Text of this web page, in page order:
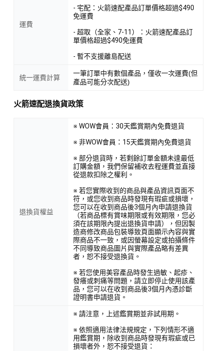
運費
- 宅配：火箭速配產品訂單價格超過$490
免運費
- 超取（全家、7-11）：火箭速配產品訂
單價格超過$490免運費
- 暫不支援離島配送
統一運費計算
一筆訂單中有數個產品，僅收一次運費(但
產品可能分次配送)
火箭速配退換貨政策
退換貨權益
※ WOW會員：30天鑑賞期內免費退貨
※ 非WOW會員：15天鑑賞期內免費退貨
※ 部分退貨時，若剩餘訂單金額未達最低
訂購金額，我們保留補收去程運費並直接
從退款扣除之權利。
※ 若您實際收到的商品與產品資訊頁面不
符，或您收到商品時發現有瑕疵或損壞，
您可以在收到商品後3個月內申請退換貨
（若商品標有賞味期限或有效期限，您必
須在該期限內提出退換貨申請），但因製
造商修改商品包裝導致頁面顯示內容與實
際商品不一致，或因螢幕設定或拍攝條件
不同導致商品圖片與實際產品略有差異
者，恕不接受退換貨。
※ 若您使用美容產品時發生過敏、起疹、
發癢或刺痛等問題，請立即停止使用該產
品，您可以在收到商品後3個月內憑診斷
證明書申請退貨。
※ 請注意，上述鑑賞期並非試用期。
※ 依照適用法律法規規定，下列情形不適
用鑑賞期，除收到商品時發現有瑕疵或已
損壞者外，恕不接受退貨：